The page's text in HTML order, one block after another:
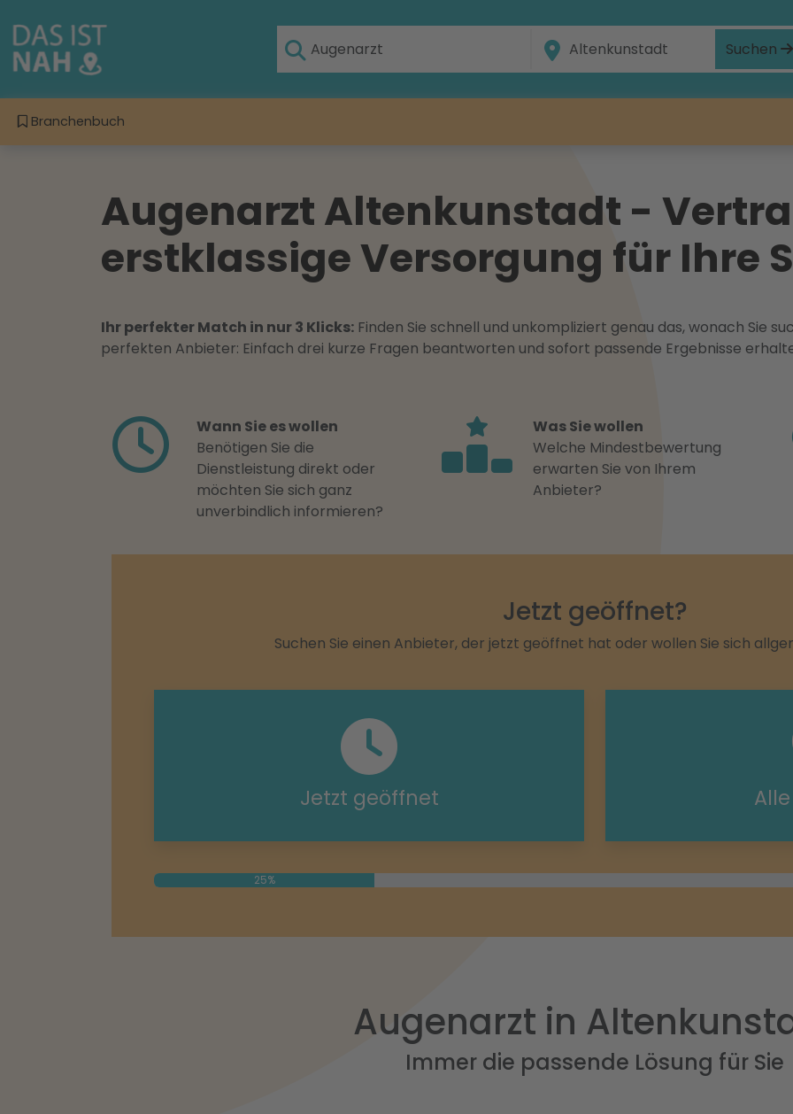
Suchen
Branchenbuch
Augenarzt Altenkunstadt -
erstklassige Versorgung für Ihre
Ihr perfekter Match in nur 3 Klicks: Finden Sie schnell und unkompliziert genau das, wonach Sie
perfekten Anbieter: Einfach drei kurze Fragen beantworten und sofort passende Ergebnisse
Wann Sie es wollen
Benötigen Sie die
Dienstleistung direkt oder
möchten Sie sich ganz
unverbindlich informieren?
Was Sie wollen
Welche Mindestbewertung
erwarten Sie von Ihrem
Anbieter?
Jetzt geöffnet?
Suchen Sie einen Anbieter, der jetzt geöffnet hat oder wollen Sie sich
Jetzt geöffnet
25%
Augenarzt in
Immer die passende Lösung für Sie